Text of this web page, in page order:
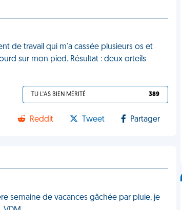
de travail qui m'a cassée plusieurs os et
sur mon pied. Résultat : deux orteils
TU L'AS BIEN MÉRITÉ 389
Reddit Tweet Partager
semaine de vacances gâchée par pluie, je